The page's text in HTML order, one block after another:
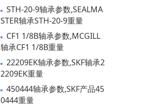
STH-20-9轴承参数,SEALMA
STER轴承STH-20-9重量
CF1 1/8B轴承参数,MCGILL
轴承CF1 1/8B重量
22209EK轴承参数,SKF轴承2
2209EK重量
450444轴承参数,SKF产品45
0444重量